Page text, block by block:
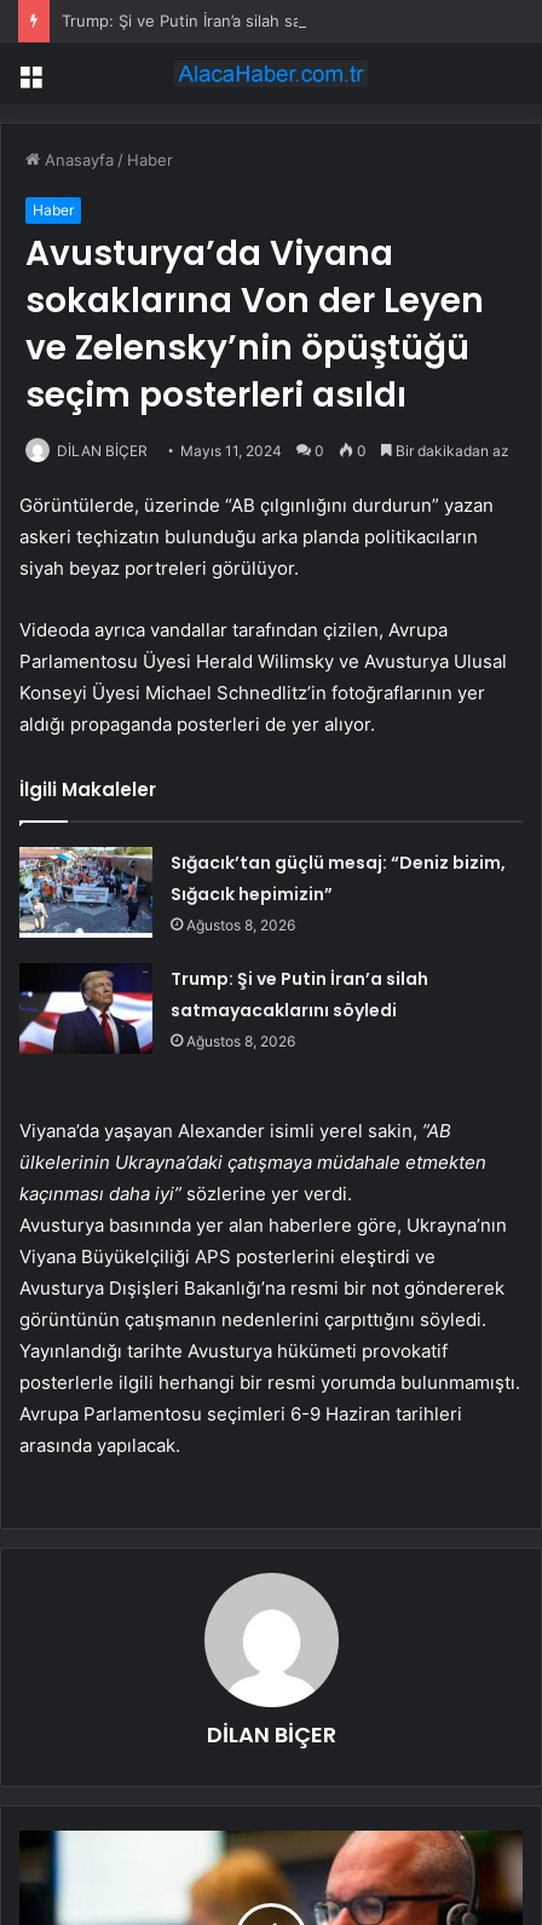
Trump: Şi ve Putin İran’a silah satmayacaklarını söyledi
Menü
Anasayfa / Haber
Haber
Avusturya’da Viyana
sokaklarına Von der Leyen
ve Zelensky’nin öpüştüğü
seçim posterleri asıldı
DİLAN BİÇER Mayıs 11, 2024 0 0 Bir dakikadan az
Görüntülerde, üzerinde “AB çılgınlığını durdurun” yazan
askeri teçhizatın bulunduğu arka planda politikacıların
siyah beyaz portreleri görülüyor.
Videoda ayrıca vandallar tarafından çizilen, Avrupa
Parlamentosu Üyesi Herald Wilimsky ve Avusturya Ulusal
Konseyi Üyesi Michael Schnedlitz’in fotoğraflarının yer
aldığı propaganda posterleri de yer alıyor.
İlgili Makaleler
Sığacık’tan güçlü mesaj: “Deniz bizim,
Sığacık hepimizin”
Ağustos 8, 2026
Trump: Şi ve Putin İran’a silah
satmayacaklarını söyledi
Ağustos 8, 2026
Viyana’da yaşayan Alexander isimli yerel sakin, ”AB
ülkelerinin Ukrayna’daki çatışmaya müdahale etmekten
kaçınması daha iyi” sözlerine yer verdi.
Avusturya basınında yer alan haberlere göre, Ukrayna’nın
Viyana Büyükelçiliği APS posterlerini eleştirdi ve
Avusturya Dışişleri Bakanlığı’na resmi bir not göndererek
görüntünün çatışmanın nedenlerini çarpıttığını söyledi.
Yayınlandığı tarihte Avusturya hükümeti provokatif
posterlerle ilgili herhangi bir resmi yorumda bulunmamıştı.
Avrupa Parlamentosu seçimleri 6-9 Haziran tarihleri ​​
arasında yapılacak.
DİLAN BİÇER